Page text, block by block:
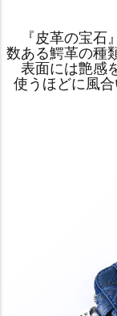
『皮革の宝石
数ある鰐革の種
表面には艶感
使うほどに風